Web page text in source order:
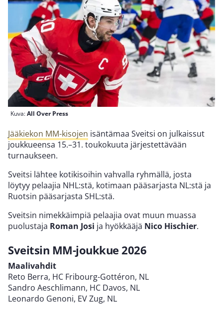
Kuva:All Over Press
Jääkiekon MM-kisojen isäntämaa Sveitsi on julkaissut
joukkueensa 15.–31. toukokuuta järjestettävään
turnaukseen.
Sveitsi lähtee kotikisoihin vahvalla ryhmällä, josta
löytyy pelaajia NHL:stä, kotimaan pääsarjasta NL:stä ja
Ruotsin pääsarjasta SHL:stä.
Sveitsin nimekkäimpiä pelaajia ovat muun muassa
puolustaja Roman Josi ja hyökkääjä Nico Hischier.
Sveitsin MM-joukkue 2026
Maalivahdit
Reto Berra, HC Fribourg-Gottéron, NL
Sandro Aeschlimann, HC Davos, NL
Leonardo Genoni, EV Zug, NL